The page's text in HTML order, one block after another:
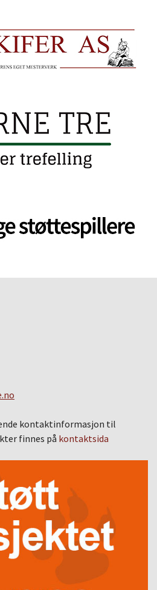
kontaktinformasjon til
finnes på kontaktsida